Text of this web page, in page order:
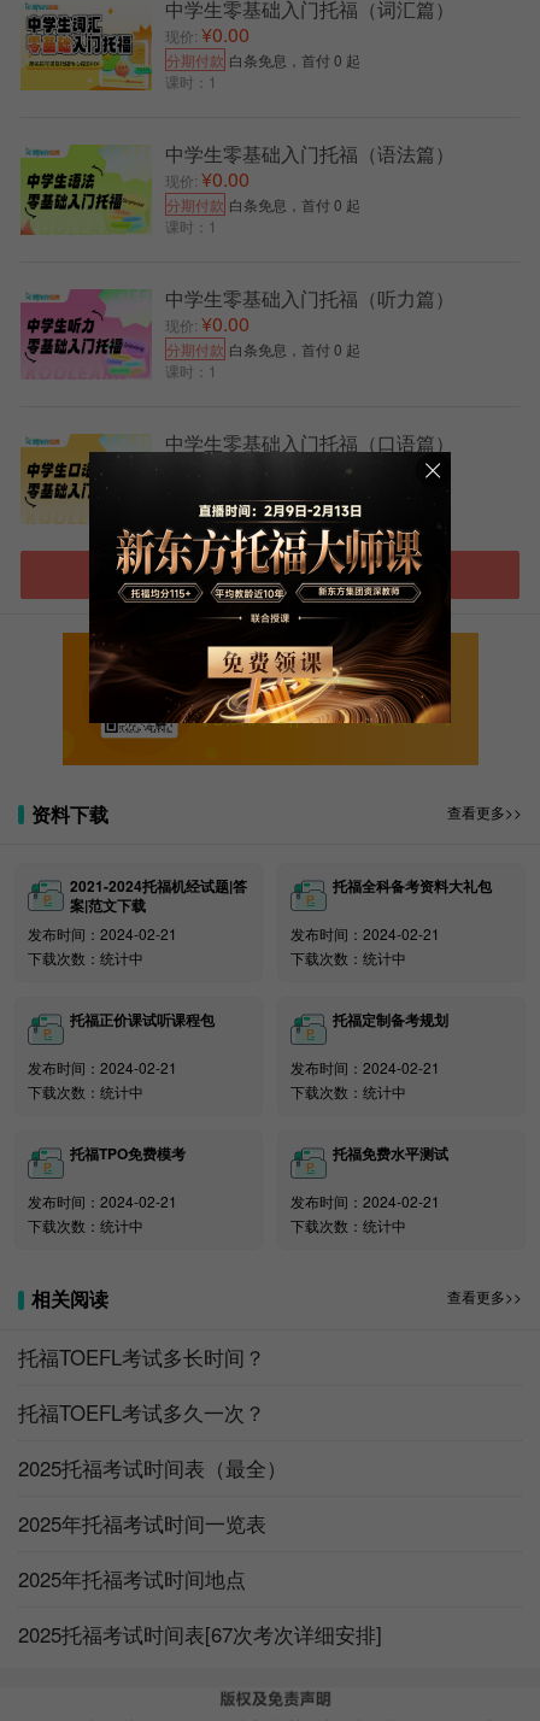
3 月：1 日、15 日、22 日、29 日;
4 月：12 日、23 日;
6 月：14 日、21 日、28 日;
7 月：6 日、9 日、12 日、19 日、23 日;
9 月：6 日、7 日、13 日、17 日、20 日、21 日;
10 月：11 日、15 日、18 日、25 日;
11 月：1 日、8 日、15 日、22 日;
12 月：6 日、13 日、20 日 。
四、托福 TOEFL 考试报名及备考建议
考位问题：考位并非一次性全部放出，从开放报名
日至考前 3 天会陆续增加。通常每周三、周五上午 10
点左右可能会有新考位释放，所以没抢到心仪考位的同
学不要着急，可以持续关注。
热门时段：1 月寒假期间、7 - 8 月暑假以及 9 - 10
月早申前，考位需求较大，竞争比较激烈。建议备考充
分的同学尽量避开这些时段，以免增加报名压力。
了解托福考试的频率和 2025 年的考试时间，对于
计划参加考试的小伙伴们至关重要。大家要依据自身的
实际状况，提前谋划，精心筹备备考计划，充分利用托
福考试的规则优势，争取在托福考试中斩获佳绩，顺利
托福TPO阅读|听力|口语|写作免费模考刷题链接(附答案
和解析)
你拿
报名链接：https://l.koolearn.com/UjdruYe
中学生零基础入门托福（词汇篇）
现价: ¥0.00
分期付款 白条免息，首付 0 起
课时：1
中学生零基础入门托福（语法篇）
现价: ¥0.00
分期付款 白条免息，首付 0 起
课时：1
中学生零基础入门托福（听力篇）
现价: ¥0.00
分期付款 白条免息，首付 0 起
课时：1
中学生零基础入门托福（口语篇）
现价:
课时：1
进入托福选课中心
关注新东方在线托福
托福机经||Official题目练习
资料下载 查看更多>>
2021-2024托福机经试题|答
案|范文下载
发布时间：2024-02-21
下载次数：统计中
托福全科备考资料大礼包
发布时间：2024-02-21
下载次数：统计中
托福正价课试听课程包
发布时间：2024-02-21
下载次数：统计中
托福定制备考规划
发布时间：2024-02-21
下载次数：统计中
托福TPO免费模考
发布时间：2024-02-21
下载次数：统计中
托福免费水平测试
发布时间：2024-02-21
下载次数：统计中
相关阅读 查看更多>>
托福TOEFL考试多长时间？
托福TOEFL考试多久一次？
2025托福考试时间表（最全）
2025年托福考试时间一览表
2025年托福考试时间地点
2025托福考试时间表[67次考次详细安排]